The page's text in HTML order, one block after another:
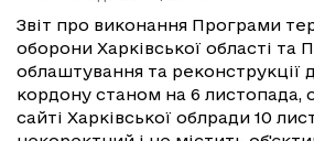
Звіт про виконання Програми
оборони Харківської області та
облаштування та реконструкції
кордону станом на 6 листопада,
сайті Харківської облради 10